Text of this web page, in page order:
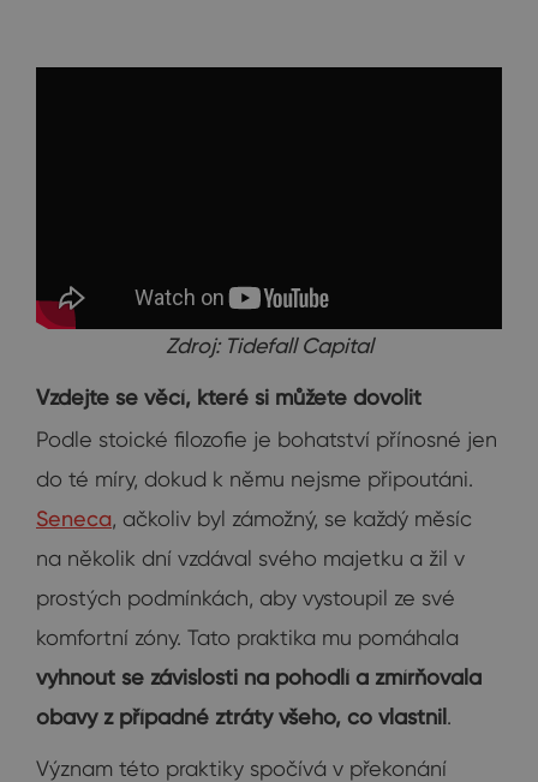
Zdroj: Tidefall Capital
Vzdejte se věcí, které si můžete dovolit
Podle stoické filozofie je bohatství přínosné jen
do té míry, dokud k němu nejsme připoutáni.
Seneca, ačkoliv byl zámožný, se každý měsíc
na několik dní vzdával svého majetku a žil v
prostých podmínkách, aby vystoupil ze své
komfortní zóny. Tato praktika mu pomáhala
vyhnout se závislosti na pohodlí a zmírňovala
obavy z případné ztráty všeho, co vlastnil.
Význam této praktiky spočívá v překonání